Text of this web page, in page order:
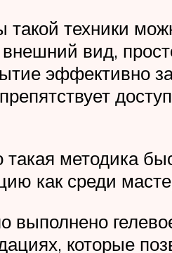
техники
вид,
эффективно
такая методика
как среди
выполнено
которые